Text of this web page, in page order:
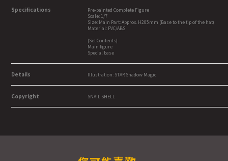
Specifications
Pre-painted Complete Figure
Scale: 1/7
Size: Main Part: Approx. H205mm (Base to the tip of the hat)
Material: PVC/ABS
[Set Contents]
Main figure
Special base
Details Illustration: STAR Shadow Magic
Copyright SNAIL SHELL